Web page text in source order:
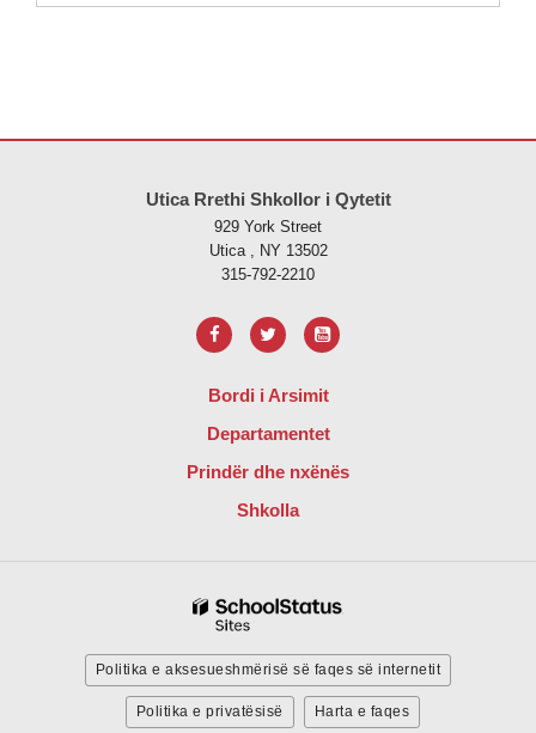
Utica Rrethi Shkollor i Qytetit
929 York Street
Utica , NY 13502
315-792-2210
Bordi i Arsimit
Departamentet
Prindër dhe nxënës
Shkolla
Politika e aksesueshmërisë së faqes së internetit
Politika e privatësisë Harta e faqes